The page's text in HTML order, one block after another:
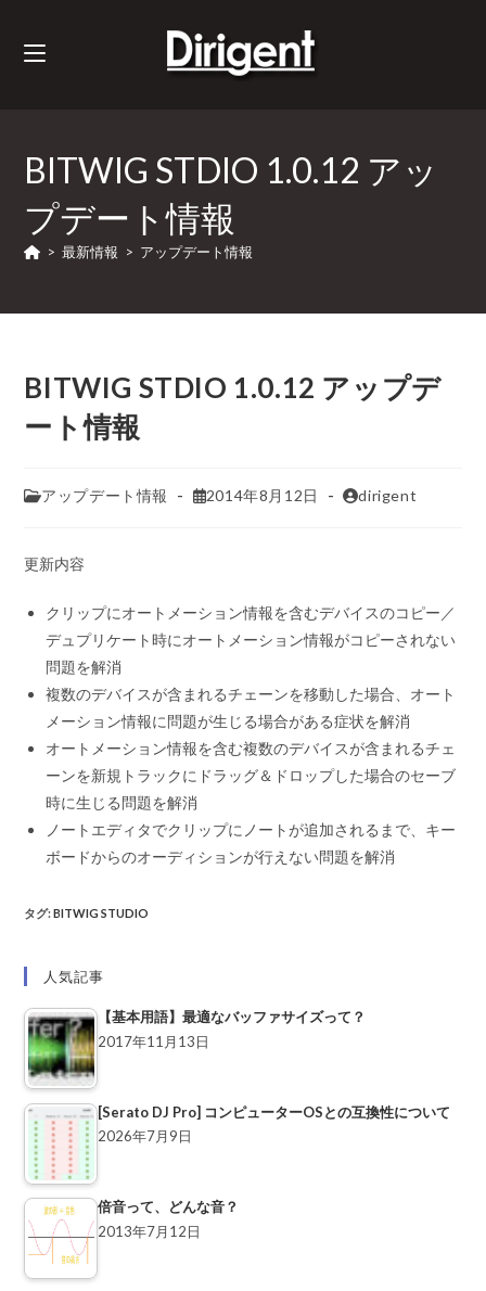
BITWIG STDIO 1.0.12 アッ
プデート情報
> 最新情報 > アップデート情報
BITWIG STDIO 1.0.12 アップデ
ート情報
アップデート情報 2014年8月12日 dirigent
更新内容
クリップにオートメーション情報を含むデバイスのコピー／
デュプリケート時にオートメーション情報がコピーされない
問題を解消
複数のデバイスが含まれるチェーンを移動した場合、オート
メーション情報に問題が生じる場合がある症状を解消
オートメーション情報を含む複数のデバイスが含まれるチェ
ーンを新規トラックにドラッグ＆ドロップした場合のセーブ
時に生じる問題を解消
ノートエディタでクリップにノートが追加されるまで、キー
ボードからのオーディションが行えない問題を解消
タグ:BITWIG STUDIO
人気記事
【基本用語】最適なバッファサイズって？
2017年11月13日
[Serato DJ Pro] コンピューターOSとの互換性について
2026年7月9日
倍音って、どんな音？
2013年7月12日